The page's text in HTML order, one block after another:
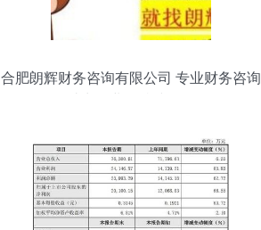
合肥朗辉财务咨询有限公司 专业财务咨询